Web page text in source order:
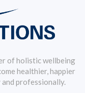
of holistic wellbeing
healthier, happier
professionally.